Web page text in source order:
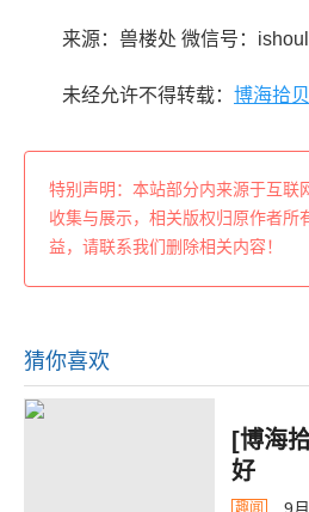
来源：兽楼处 微信号：
未经允许不得转载： 博海拾贝
特别声明：本站部分内来源于互联
收集与展示，相关版权归原作者所
益，请联系我们删除相关内容！
猜你喜欢
[博海
好
趣闻 9